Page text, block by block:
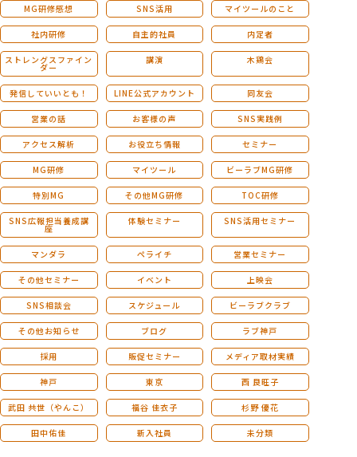
MG研修感想 SNS活用 マイツールのこと
社内研修 自主的社員 内定者
ストレングスファイン
ダー
講演 木鶏会
発信していいとも！ LINE公式アカウント 同友会
営業の話 お客様の声 SNS実践例
アクセス解析 お役立ち情報 セミナー
MG研修 マイツール ビーラブMG研修
特別MG その他MG研修 TOC研修
SNS広報担当養成講
座
体験セミナー SNS活用セミナー
マンダラ ペライチ 営業セミナー
その他セミナー イベント 上映会
SNS相談会 スケジュール ビーラブクラブ
その他お知らせ ブログ ラブ神戸
採用 販促セミナー メディア取材実績
神戸 東京 西 良旺子
武田 共世（やんこ） 福谷 佳衣子 杉野 優花
田中佑佳 新入社員 未分類